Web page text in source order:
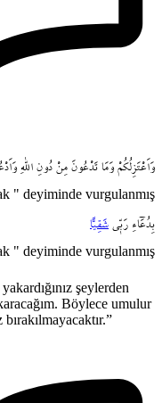
وَاَعْتَزِلُكُمْ وَمَا تَدْعُونَ مِنْ دُونِ اللّٰهِ
" deyiminde vurgulanmış
بِدُعَٓاءِ رَبّ۪ي
شَقِياًّ
" deyiminde vurgulanmış
şeylerden
Böylece umulur